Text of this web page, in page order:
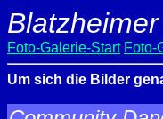
Foto-Galerie-Start Foto-
Um sich die Bilder